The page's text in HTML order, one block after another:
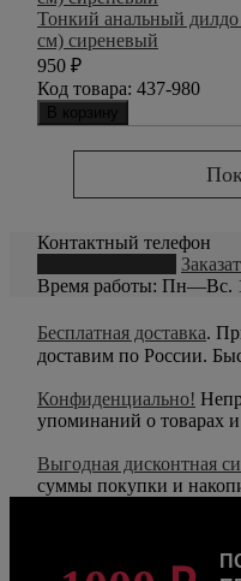
Тонкий анальный
см) сиреневый
950 ₽
Код товара: 437-980
В корзину
Контактный телефон
Время работы: Пн—Вс.
Бесплатная доставка.
доставим по России.
Конфиденциально!
упоминаний о товарах и
Выгодная дисконтная
суммы покупки и